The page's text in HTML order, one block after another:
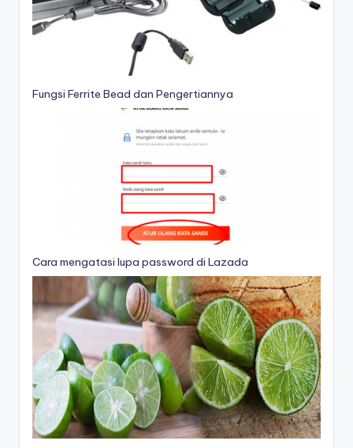
Fungsi Ferrite Bead dan Pengertiannya
Cara mengatasi lupa password di Lazada